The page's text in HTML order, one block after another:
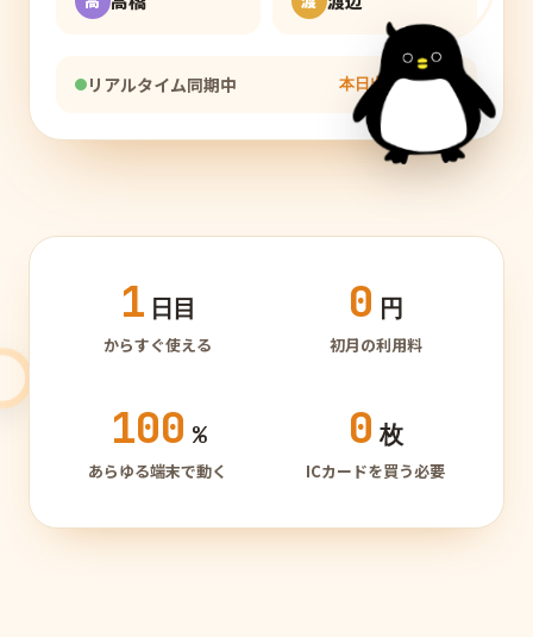
リアルタイム同期中 本日出勤2/ 6
1 日目
からすぐ使える
0 円
初月の利用料
100 %
あらゆる端末で動く
0 枚
ICカードを買う必要